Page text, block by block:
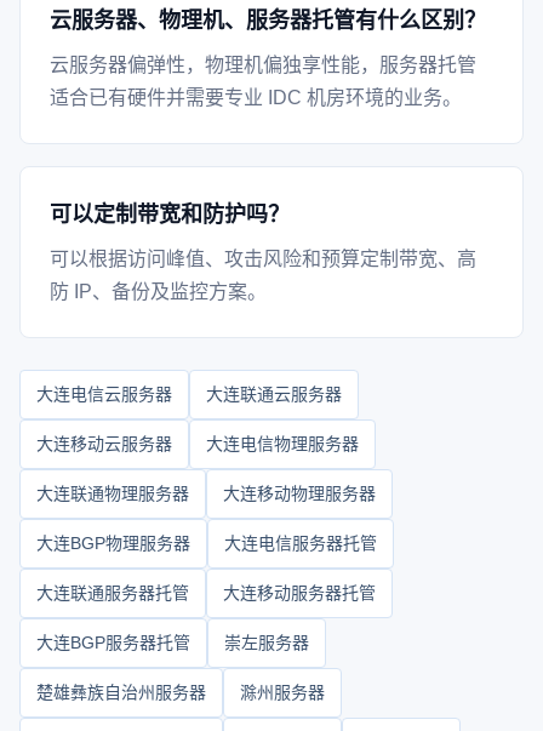
云服务器、物理机、服务器托管有什么区别？
云服务器偏弹性，物理机偏独享性能，服务器托管
适合已有硬件并需要专业 IDC 机房环境的业务。
可以定制带宽和防护吗？
可以根据访问峰值、攻击风险和预算定制带宽、高
防 IP、备份及监控方案。
大连电信云服务器 大连联通云服务器
大连移动云服务器 大连电信物理服务器
大连联通物理服务器 大连移动物理服务器
大连BGP物理服务器 大连电信服务器托管
大连联通服务器托管 大连移动服务器托管
大连BGP服务器托管 崇左服务器
楚雄彝族自治州服务器 滁州服务器